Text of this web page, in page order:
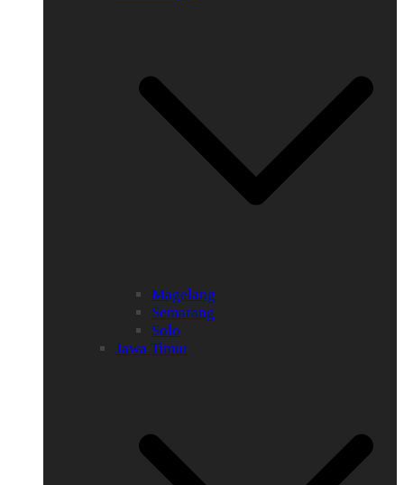
Magelang
Semarang
Solo
Jawa Timur